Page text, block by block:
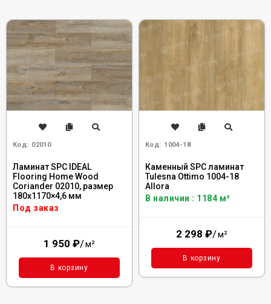
Код: 02010
Ламинат SPC IDEAL
Flooring Home Wood
Coriander 02010, размер
180x1170×4,6 мм
Под заказ
1 950 ₽/м²
В корзину
Код: 1004-18
Каменный SPC ламинат
Tulesna Ottimo 1004-18
Allora
В наличии : 1184 м²
2 298 ₽/м²
В корзину